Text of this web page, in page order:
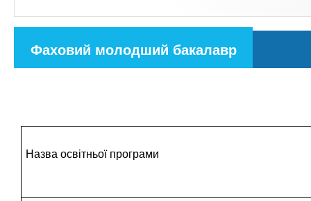
а
о
Фаховий молодший бакалавр
(
т
и
н
Назва освітньої програми